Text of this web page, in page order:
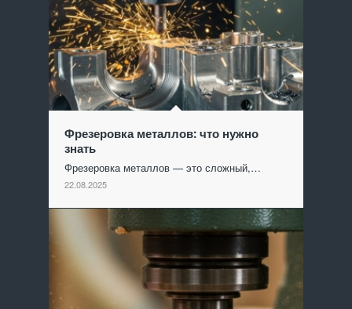
Фрезеровка металлов: что нужно
знать
Фрезеровка металлов — это сложный,…
22.08.2025